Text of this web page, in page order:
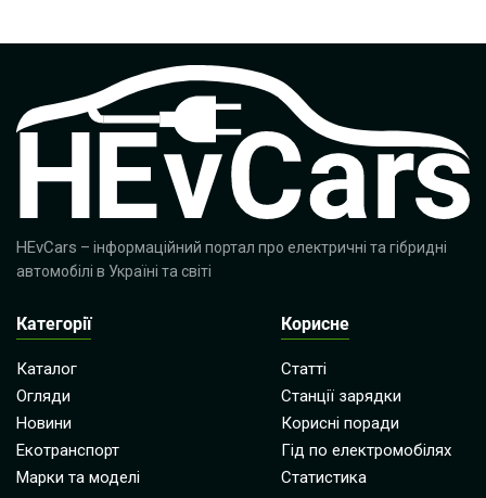
HEvCars – інформаційний портал про електричні та гібридні
автомобілі в Україні та світі
Категорії
Каталог
Огляди
Новини
Екотранспорт
Марки та моделі
Корисне
Статті
Станції зарядки
Корисні поради
Гід по електромобілях
Статистика